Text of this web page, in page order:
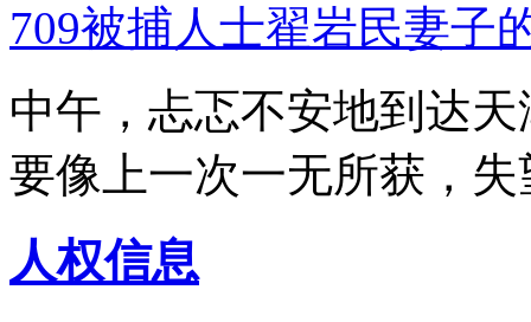
709被捕人士翟岩民妻子
中午，忐忑不安地到达
要像上一次一无所获，
人权信息